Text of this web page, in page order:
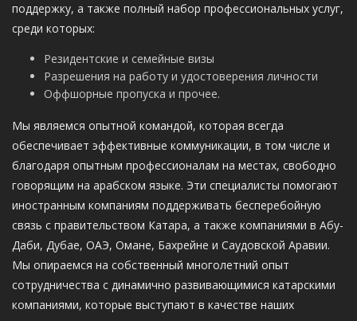
поддержку, а также полный набор профессиональных услуг,
среди которых:
Резидентские и семейные визы
Разрешения на работу и удостоверения личности
Оффшорные пропуска и прочее.
Мы являемся опытной командой, которая всегда
обеспечивает эффективные коммуникации, в том числе и
благодаря опытным профессионалам на местах, свободно
говорящим на арабском языке. Эти специалисты помогают
иностранным компаниям поддерживать бесперебойную
связь с правительством Катара, а также компаниями в Абу-
Даби, Дубае, ОАЭ, Омане, Бахрейне и Саудовской Аравии.
Мы опираемся на собственный многолетний опыт
сотрудничества с динамично развивающимися катарскими
компаниями, которые выступают в качестве наших